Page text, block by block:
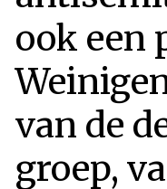
ook een
van de
groep,